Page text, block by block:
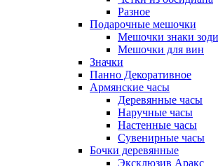
Разное
Подарочные мешочки
Мешочки знаки
Мешочки для вин
Значки
Панно Декоративное
Армянские часы
Деревянные часы
Наручные часы
Настенные часы
Сувенирные часы
Бочки деревянные
Эксклюзив Аракс